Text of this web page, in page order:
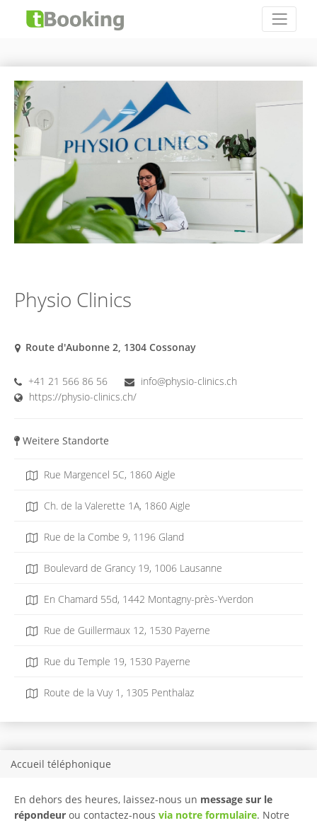
Physio Clinics
Route d'Aubonne 2, 1304 Cossonay
+41 21 566 86 56
info@physio-clinics.ch
https://physio-clinics.ch/
Weitere Standorte
Rue Margencel 5C, 1860 Aigle
Ch. de la Valerette 1A, 1860 Aigle
Rue de la Combe 9, 1196 Gland
Boulevard de Grancy 19, 1006 Lausanne
En Chamard 55d, 1442 Montagny-près-Yverdon
Rue de Guillermaux 12, 1530 Payerne
Rue du Temple 19, 1530 Payerne
Route de la Vuy 1, 1305 Penthalaz
Accueil téléphonique
En dehors des heures, laissez-nous un message sur le
répondeurou contactez-nous via notre formulaire. Notre